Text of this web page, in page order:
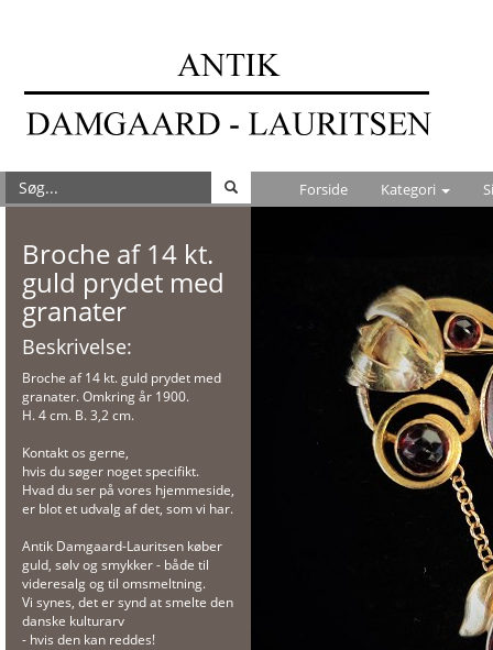
Forside Kategori
Broche af 14 kt.
guld prydet med
granater
Beskrivelse:
Broche af 14 kt. guld prydet med
granater. Omkring år 1900.
H. 4 cm. B. 3,2 cm.
Kontakt os gerne,
hvis du søger noget specifikt.
Hvad du ser på vores hjemmeside,
er blot et udvalg af det, som vi har.
Antik Damgaard-Lauritsen køber
guld, sølv og smykker - både til
videresalg og til omsmeltning.
Vi synes, det er synd at smelte den
danske kulturarv
- hvis den kan reddes!